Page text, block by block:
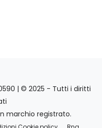
| © 2025 - Tutti i diritti
marchio registrato.